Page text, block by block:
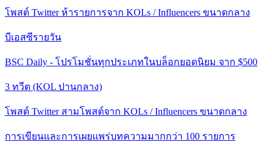
โพสต์ Twitter ห้ารายการจาก KOLs / Influencers ขนาดกลาง
บีเอสซีรายวัน
BSC Daily - โปรโมชั่นทุกประเภทในบล็อกยอดนิยม จาก $500
3 ทวีต (KOL ปานกลาง)
โพสต์ Twitter สามโพสต์จาก KOLs / Influencers ขนาดกลาง
การเขียนและการเผยแพร่บทความมากกว่า 100 รายการ